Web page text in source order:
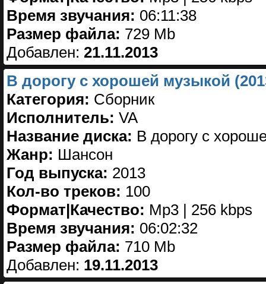
Время звучания: 06:11:38
Размер файла: 729 Mb
Добавлен: 21.11.2013
В дорогу с хорошей музыкой
Категория: Сборник
Исполнитель: VA
Название диска: В дорогу с
Жанр: Шансон
Год выпуска: 2013
Кол-во треков: 100
Формат|Качество: Mp3 | 256 kbps
Время звучания: 06:02:32
Размер файла: 710 Mb
Добавлен: 19.11.2013